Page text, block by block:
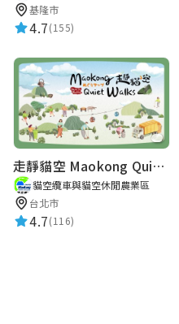
基隆市
4.7(155)
走靜貓空 Maokong Quiet Walks
貓空纜車與貓空休閒農業區
台北市
4.7(116)